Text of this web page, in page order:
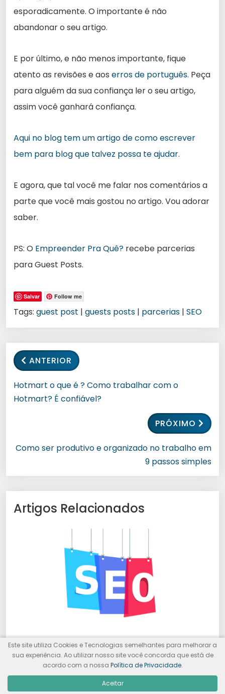
esporadicamente. O importante é não
abandonar o seu artigo.
E por último, e não menos importante, fique
atento as revisões e aos erros de português. Peça
para alguém da sua confiança ler o seu artigo,
assim você ganhará confiança.
Aqui no blog tem um artigo de como escrever
bem para blog que talvez possa te ajudar.
E agora, que tal você me falar nos comentários a
parte que você mais gostou no artigo. Vou adorar
saber.
PS: O Empreender Pra Quê? recebe parcerias
para Guest Posts.
Salvar Follow me
Tags: guest post | guests posts | parcerias | SEO
ANTERIOR
Hotmart o que é ? Como trabalhar com o
Hotmart? É confiável?
PRÓXIMO
Como ser produtivo e organizado no trabalho em
9 passos simples
Artigos Relacionados
SEO para blogs: Guia básico para bloggers
iniciantes
Este site utiliza Cookies e Tecnologias semelhantes para melhorar a
sua experiência. Ao utilizar nosso site você concorda que está de
acordo com a nossa Política de Privacidade.
Aceitar